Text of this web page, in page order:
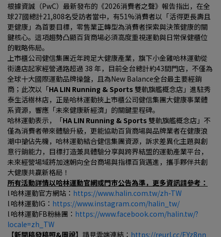
根據資誠（PwC）最新發布的《2026消費者之聲》報告指出，在全
球27國總計21,808名受訪者當中，有51%消費者以「活得更長壽且
更健康」為首要目標，零售業正轉型為消費者探索與決策健康的關
鍵核心。這項趨勢凸顯百貨商場必須高度重視運動與日常保健櫃位
的戰略佈局。
上市櫃公司健信集團近年跨足大健康產業，旗下小金雞哈林運動從
街邊店起家經營通路超過 38 年，目前全台總計約43間門店，不僅為
全球十大國際運動品牌操盤，且為New Balance全台最主要經銷
商；此次以「HA LIN Running & Sports 雙軌旗艦概念店」進駐秀
泰生活樹林店，正是哈林運動挾上市櫃公司健信集團大健康事業體
系資源，響應「未來健康新經濟」的關鍵里程碑。
哈林運動表示，「HA LIN Running & Sports 雙軌旗艦概念店」不
僅為消費者帶來體驗升級，更能協助百貨商場與品牌業者在健康浪
潮中搶佔先機，哈林運動結合健信集團資源，訴求差異化主題與創
意行銷能力，目標打造兼具體驗分享與跨界結盟的運動產業平台，
未來經營場域將加速朝向全台商場與指標百貨邁進，攜手夥伴共創
大健康共贏新格局！
所有活動詳情以哈林運動官網或門市公告為準，更多資訊請參考：
l 哈林運動官方網站： https://www.halin.com.tw/zh-TW
l 哈林運動IG： https://www.instagram.com/halin_tw/
l 哈林運動FB粉絲團： https://www.facebook.com/halin.tw/?
locale=zh_TW
【新聞稿發稿照&圖說】 請見雲端連結： https://reurl.cc/EYz8nn